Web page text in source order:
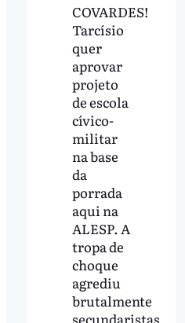
COVARDES!
Tarcísio
quer
aprovar
projeto
de escola
cívico-
militar
na base
da
porrada
aqui na
ALESP. A
tropa de
choque
agrediu
brutalmente
secundaristas